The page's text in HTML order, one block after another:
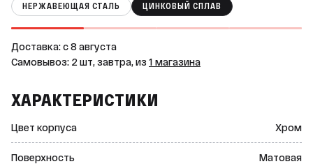
НЕРЖАВЕЮЩАЯ СТАЛЬ ЦИНКОВЫЙ СПЛАВ
Доставка: c 8 августа
Самовывоз: 2 шт, завтра, из 1 магазина
ХАРАКТЕРИСТИКИ
Цвет корпуса Хром
Поверхность Матовая